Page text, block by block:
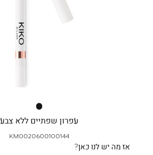
עפרון שפתיים ללא צבע
KM0020600100144
אז מה יש לנו כאן?